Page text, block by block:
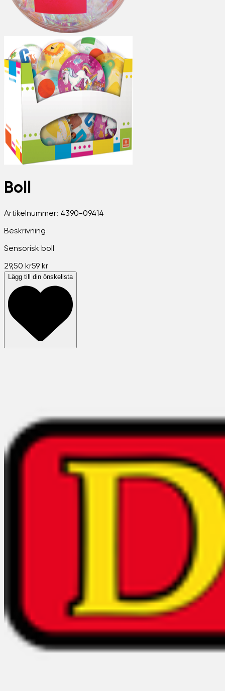
Boll
Artikelnummer: 4390-09414
Beskrivning
Sensorisk boll
29,50 kr59 kr
Lägg till din önskelista